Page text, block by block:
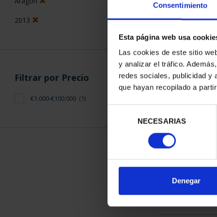
Consentimiento
Esta página web usa
Las cookies de este sitio
y analizar el tráfico.
redes sociales, publicidad y
que hayan recopilado a
consentimiento
NECESARIAS
Denegar
2013
Filtrar por Precio
€1.000-€100.000 (1)
CAPITALES
ORDENAR POR: